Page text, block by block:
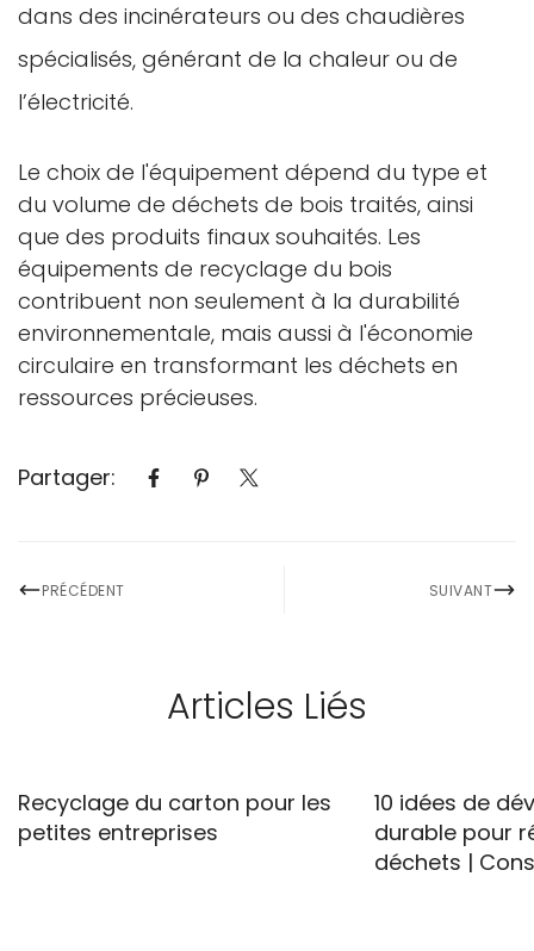
dans des incinérateurs ou des chaudières
spécialisés, générant de la chaleur ou de
l’électricité.
Le choix de l'équipement dépend du type et
du volume de déchets de bois traités, ainsi
que des produits finaux souhaités. Les
équipements de recyclage du bois
contribuent non seulement à la durabilité
environnementale, mais aussi à l'économie
circulaire en transformant les déchets en
ressources précieuses.
Partager:
PRÉCÉDENT SUIVANT
Articles Liés
Recyclage du carton pour les
petites entreprises
10 idées de
durable pour
déchets |